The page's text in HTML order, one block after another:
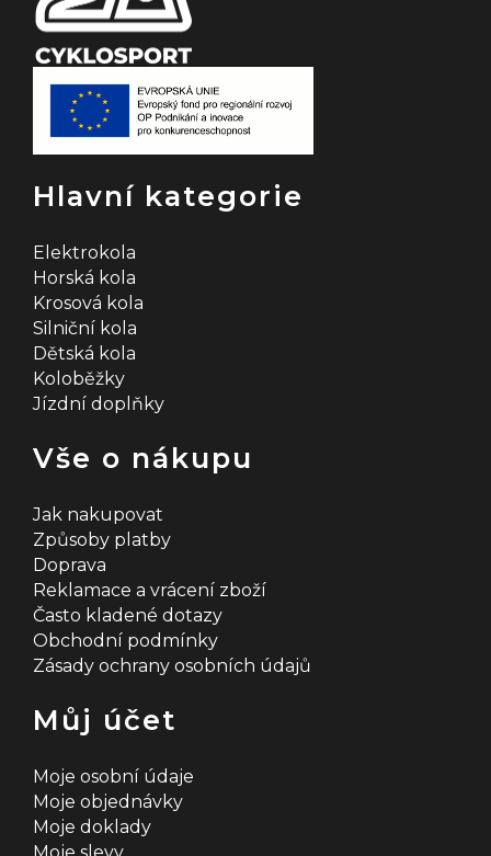
Hlavní kategorie
Elektrokola
Horská kola
Krosová kola
Silniční kola
Dětská kola
Koloběžky
Jízdní doplňky
Vše o nákupu
Jak nakupovat
Způsoby platby
Doprava
Reklamace a vrácení zboží
Často kladené dotazy
Obchodní podmínky
Zásady ochrany osobních údajů
Můj účet
Moje osobní údaje
Moje objednávky
Moje doklady